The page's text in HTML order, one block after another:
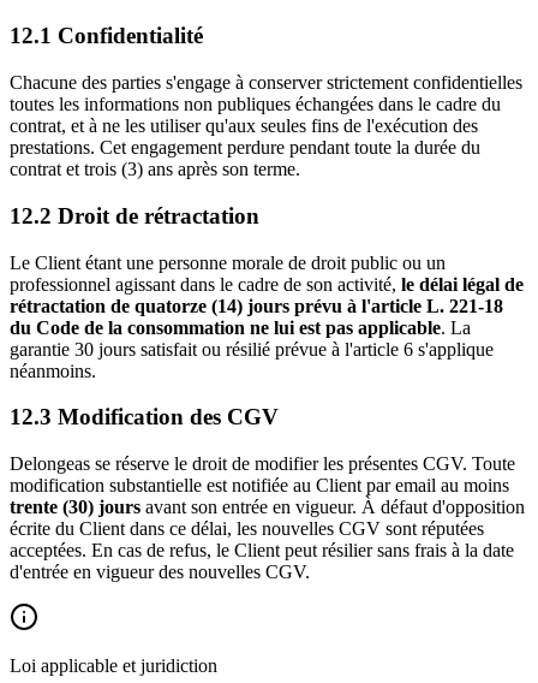
12.1 Confidentialité
Chacune des parties s'engage à conserver strictement confidentielles
toutes les informations non publiques échangées dans le cadre du
contrat, et à ne les utiliser qu'aux seules fins de l'exécution des
prestations. Cet engagement perdure pendant toute la durée du
contrat et trois (3) ans après son terme.
12.2 Droit de rétractation
Le Client étant une personne morale de droit public ou un
professionnel agissant dans le cadre de son activité, le délai légal de
rétractation de quatorze (14) jours prévu à l'article L. 221-18
du Code de la consommation ne lui est pas applicable. La
garantie 30 jours satisfait ou résilié prévue à l'article 6 s'applique
néanmoins.
12.3 Modification des CGV
Delongeas se réserve le droit de modifier les présentes CGV. Toute
modification substantielle est notifiée au Client par email au moins
trente (30) jours avant son entrée en vigueur. À défaut d'opposition
écrite du Client dans ce délai, les nouvelles CGV sont réputées
acceptées. En cas de refus, le Client peut résilier sans frais à la date
d'entrée en vigueur des nouvelles CGV.
Loi applicable et juridiction